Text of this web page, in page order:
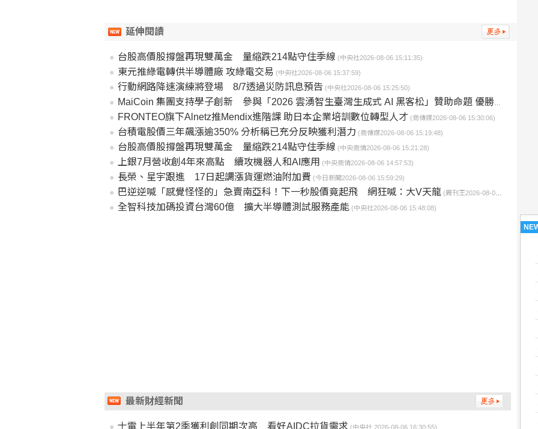
延伸閱讀
台股高價股撐盤再現雙萬金 量縮跌214點守住季線 (中央社2026-08-06 15:11:35)
東元推綠電轉供半導體廠 攻綠電交易 (中央社2026-08-06 15:37:59)
行動網路降速演練將登場 8/7透過災防訊息預告 (中央社2026-08-06 15:25:50)
MaiCoin 集團支持學子創新 參與「2026 雲湧智生臺灣生成式 AI 黑客松」贊助命題 優勝團隊打造個人化投資分析工具 展現 AI 升級金融科技應用潛力
FRONTEO旗下Alnetz推Mendix進階課 助日本企業培訓數位轉型人才 (商傳媒2026-08-06 15:30:06)
台積電股價三年飆漲逾350% 分析稱已充分反映獲利潛力 (商傳媒2026-08-06 15:19:48)
台股高價股撐盤再現雙萬金 量縮跌214點守住季線 (中央商情2026-08-06 15:21:28)
上銀7月營收創4年來高點 續攻機器人和AI應用 (中央商情2026-08-06 14:57:53)
長榮、星宇跟進 17日起調漲貨運燃油附加費 (今日新聞2026-08-06 15:59:29)
巴逆逆喊「感覺怪怪的」急賣南亞科！下一秒股價竟起飛 網狂喊：大V天龍 (周刊王2026-08-06 15:40:21)
全智科技加碼投資台灣60億 擴大半導體測試服務產能 (中央社2026-08-06 15:48:08)
最新財經新聞
士電上半年第2季獲利創同期次高 看好AIDC拉貨需求 (中央社 2026-08-06 16:30:55)